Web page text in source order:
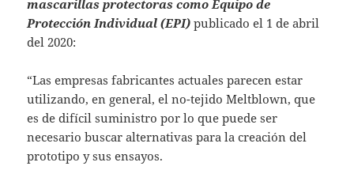
mascarillas protectoras como Equipo de
Protección Individual (EPI) publicado el 1 de abril
del 2020:
“Las empresas fabricantes actuales parecen estar
utilizando, en general, el no-tejido Meltblown, que
es de difícil suministro por lo que puede ser
necesario buscar alternativas para la creación del
prototipo y sus ensayos.